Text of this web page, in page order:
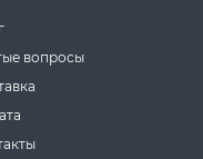
вопросы